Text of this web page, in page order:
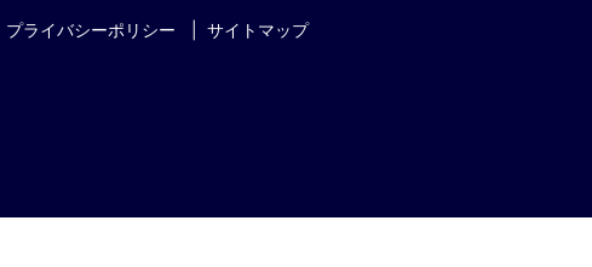
プライバシーポリシー サイトマップ